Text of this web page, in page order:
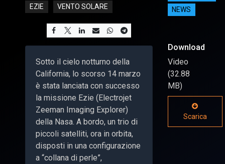
EZIE VENTO SOLARE
Sotto il cielo notturno della
California, lo scorso 14 marzo
è stata lanciata con successo
la missione Ezie (Electrojet
Zeeman Imaging Explorer)
della Nasa. A bordo, un trio di
piccoli satelliti, ora in orbita,
disposti in una configurazione
a “collana di perle”,
NEWS
Download
Video
(32.88
MB)
Scarica